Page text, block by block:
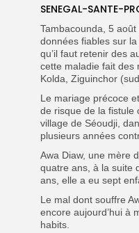
SENEGAL-SANTE-
Tambacounda, 5
données fiables sur
qu’il faut retenir des
cette maladie fait des
Kolda, Ziguinchor
Le mariage précoce
de risque de la fistule
village de Séoudji,
plusieurs années
Awa Diaw, une mère
quatre ans, à la suite
ans, elle a eu sept
Le mal dont souffre
encore aujourd’hui à
habits.